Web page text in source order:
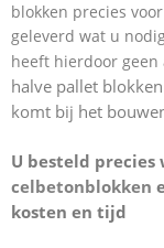
blokken precies
geleverd wat u
heeft hierdoor
halve pallet
komt bij het
U besteld
celbetonblokken
kosten en tijd